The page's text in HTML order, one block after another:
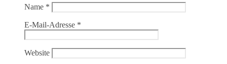
Name *
E-Mail-Adresse *
Website